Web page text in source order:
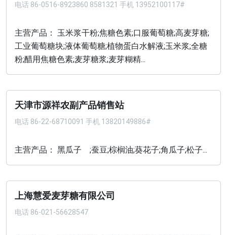
电话 86-0516-8923860 8581321 手机 13952100117#
主营产品： 玉米浆干粉;焦糖色素;口服葡萄糖;高麦芽糖;
工业葡萄糖块;液体葡萄糖;植物蛋白水解液;玉米浆;全糖
粉;醋用焦糖色素;麦芽糖浆;麦芽糊精...
天津市源祥农副产品销售站
电话 86-22-68710091 手机 13820149886#
主营产品： 黑瓜子 ;蚕豆;棕榈油;葵花子;角瓜子;松子...
上海慧爱麦芽糖有限公司
电话 86-021-56628547